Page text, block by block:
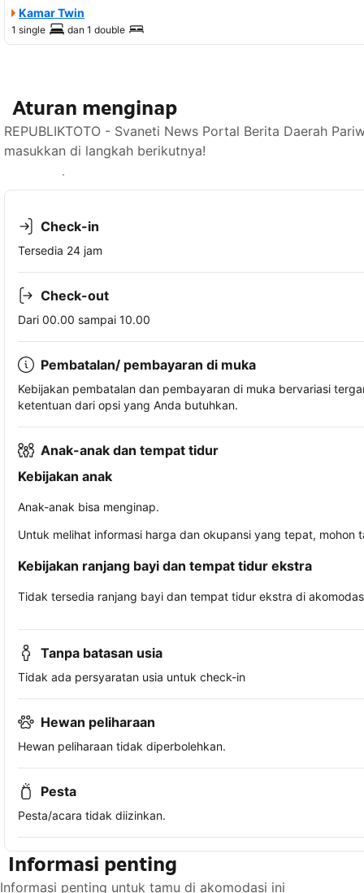
Kamar Twin
1 single dan 1 double
Aturan menginap
REPUBLIKTOTO - Svaneti News Portal Berita Daerah
masukkan di langkah berikutnya!
Lihat ketersediaan
Check-in
Tersedia 24 jam
Check-out
Dari 00.00 sampai 10.00
Pembatalan/ pembayaran di muka
Kebijakan pembatalan dan pembayaran di muka bervariasi
ketentuan dari opsi yang Anda butuhkan.
Anak-anak dan tempat tidur
Kebijakan anak
Anak-anak bisa menginap.
Untuk melihat informasi harga dan okupansi yang tepat,
Kebijakan ranjang bayi dan tempat tidur ekstra
Tidak tersedia ranjang bayi dan tempat tidur ekstra di
Tanpa batasan usia
Tidak ada persyaratan usia untuk check-in
Hewan peliharaan
Hewan peliharaan tidak diperbolehkan.
Pesta
Pesta/acara tidak diizinkan.
Informasi penting
Informasi penting untuk tamu di akomodasi ini